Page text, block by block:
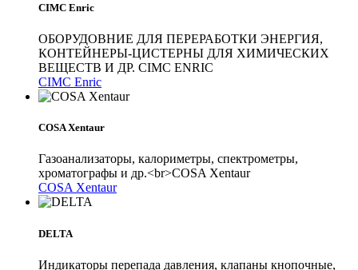
CIMC Enric
ОБОРУДОВНИЕ ДЛЯ ПЕРЕРАБОТКИ ЭНЕРГИЯ,
КОНТЕЙНЕРЫ-ЦИСТЕРНЫ ДЛЯ ХИМИЧЕСКИХ
ВЕЩЕСТВ И ДР. CIMC ENRIC
CIMC Enric
COSA Xentaur
Газоанализаторы, калориметры, спектрометры,
хроматографы и др.<br>COSA Xentaur
COSA Xentaur
DELTA
Индикаторы перепада давления, клапаны кнопочные,